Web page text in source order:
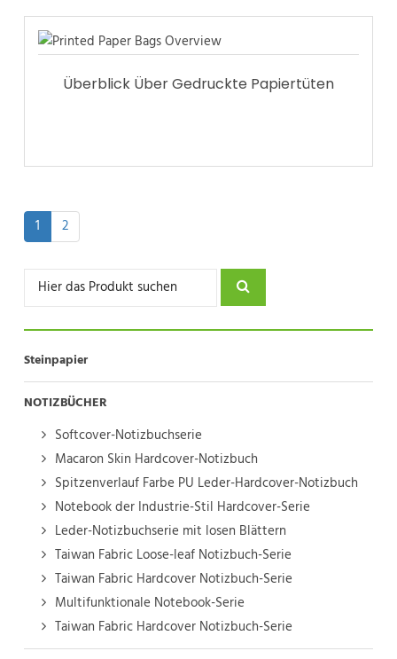
Überblick Über Gedruckte Papiertüten
1 2
Steinpapier
NOTIZBÜCHER
Softcover-Notizbuchserie
Macaron Skin Hardcover-Notizbuch
Spitzenverlauf Farbe PU Leder-Hardcover-Notizbuch
Notebook der Industrie-Stil Hardcover-Serie
Leder-Notizbuchserie mit losen Blättern
Taiwan Fabric Loose-leaf Notizbuch-Serie
Taiwan Fabric Hardcover Notizbuch-Serie
Multifunktionale Notebook-Serie
Taiwan Fabric Hardcover Notizbuch-Serie